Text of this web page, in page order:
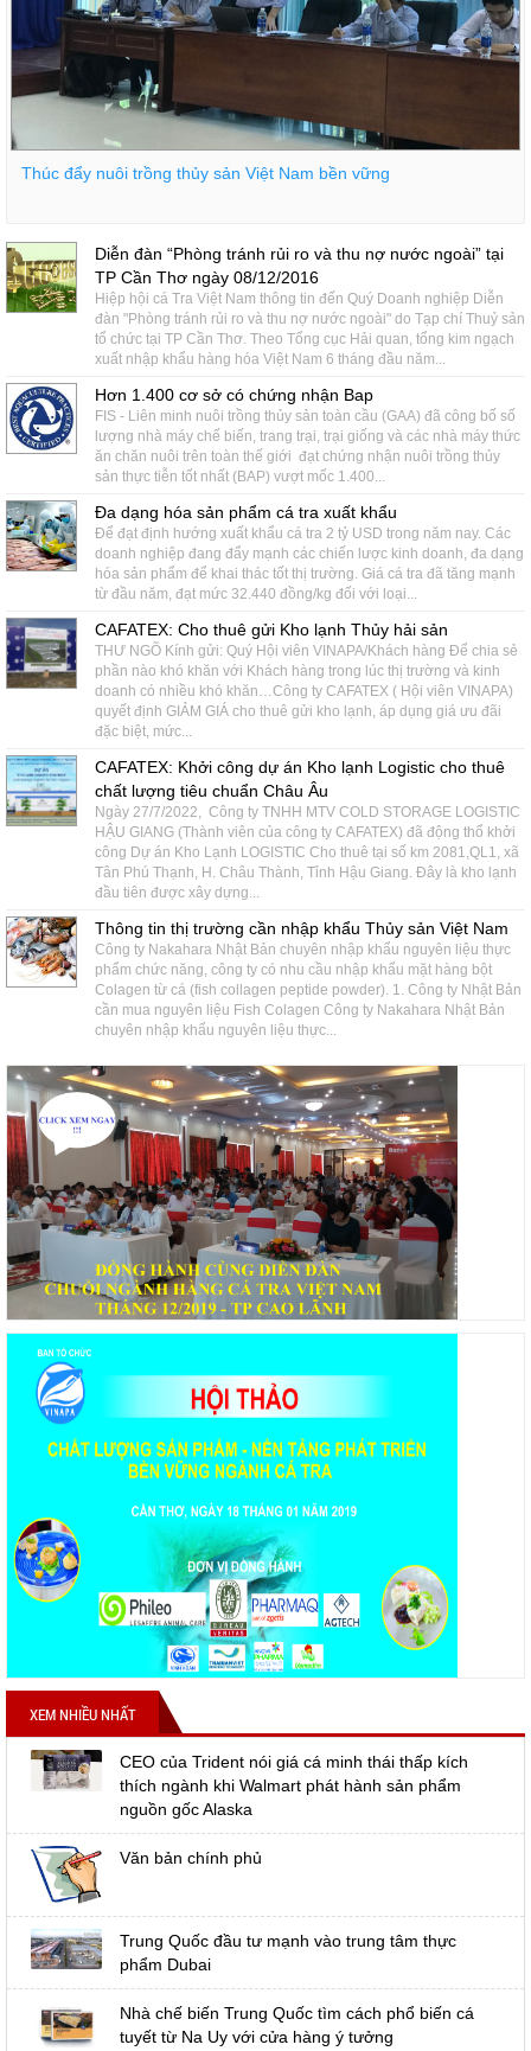
Thúc đẩy nuôi trồng thủy sản Việt Nam bền vững
Diễn đàn “Phòng tránh rủi ro và thu nợ nước ngoài” tại
TP Cần Thơ ngày 08/12/2016
Hiệp hội cá Tra Việt Nam thông tin đến Quý Doanh nghiệp Diễn
đàn "Phòng tránh rủi ro và thu nợ nước ngoài" do Tạp chí Thuỷ sản
tổ chức tại TP Cần Thơ. Theo Tổng cục Hải quan, tổng kim ngạch
xuất nhập khẩu hàng hóa Việt Nam 6 tháng đầu năm...
Hơn 1.400 cơ sở có chứng nhận Bap
FIS - Liên minh nuôi trồng thủy sản toàn cầu (GAA) đã công bố số
lượng nhà máy chế biến, trang trại, trại giống và các nhà máy thức
ăn chăn nuôi trên toàn thế giới đạt chứng nhận nuôi trồng thủy
sản thực tiễn tốt nhất (BAP) vượt mốc 1.400...
Đa dạng hóa sản phẩm cá tra xuất khẩu
Để đạt định hướng xuất khẩu cá tra 2 tỷ USD trong năm nay. Các
doanh nghiệp đang đẩy mạnh các chiến lược kinh doanh, đa dạng
hóa sản phẩm để khai thác tốt thị trường. Giá cá tra đã tăng mạnh
từ đầu năm, đạt mức 32.440 đồng/kg đối với loại...
CAFATEX: Cho thuê gửi Kho lạnh Thủy hải sản
THƯ NGÕ Kính gửi: Quý Hội viên VINAPA/Khách hàng Để chia sẻ
phần nào khó khăn với Khách hàng trong lúc thị trường và kinh
doanh có nhiều khó khăn…Công ty CAFATEX ( Hội viên VINAPA)
quyết định GIẢM GIÁ cho thuê gửi kho lạnh, áp dụng giá ưu đãi
đặc biệt, mức...
CAFATEX: Khởi công dự án Kho lạnh Logistic cho thuê
chất lượng tiêu chuẩn Châu Âu
Ngày 27/7/2022, Công ty TNHH MTV COLD STORAGE LOGISTIC
HẬU GIANG (Thành viên của công ty CAFATEX) đã động thổ khởi
công Dự án Kho Lạnh LOGISTIC Cho thuê tại số km 2081,QL1, xã
Tân Phú Thạnh, H. Châu Thành, Tỉnh Hậu Giang. Đây là kho lạnh
đầu tiên được xây dựng...
Thông tin thị trường cần nhập khẩu Thủy sản Việt Nam
Công ty Nakahara Nhật Bản chuyên nhập khẩu nguyên liệu thực
phẩm chức năng, công ty có nhu cầu nhập khẩu mặt hàng bột
Colagen từ cá (fish collagen peptide powder). 1. Công ty Nhật Bản
cần mua nguyên liệu Fish Colagen Công ty Nakahara Nhật Bản
chuyên nhập khẩu nguyên liệu thực...
XEM NHIỀU NHẤT
CEO của Trident nói giá cá minh thái thấp kích
thích ngành khi Walmart phát hành sản phẩm
nguồn gốc Alaska
Văn bản chính phủ
Trung Quốc đầu tư mạnh vào trung tâm thực
phẩm Dubai
Nhà chế biến Trung Quốc tìm cách phổ biến cá
tuyết từ Na Uy với cửa hàng ý tưởng